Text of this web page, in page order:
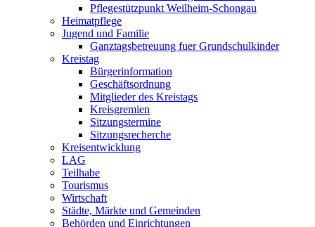
Pflegestützpunkt Weilheim-Schongau
Heimatpflege
Jugend und Familie
Ganztagsbetreuung fuer Grundschulkinder
Kreistag
Bürgerinformation
Geschäftsordnung
Mitglieder des Kreistags
Kreisgremien
Sitzungstermine
Sitzungsrecherche
Kreisentwicklung
LAG
Teilhabe
Tourismus
Wirtschaft
Städte, Märkte und Gemeinden
Behörden und Einrichtungen